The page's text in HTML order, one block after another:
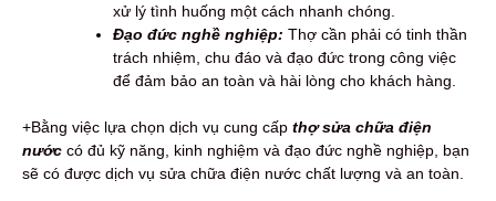
xử lý tình huống một cách nhanh chóng.
Đạo đức nghề nghiệp: Thợ cần phải có tinh thần
trách nhiệm, chu đáo và đạo đức trong công việc
để đảm bảo an toàn và hài lòng cho khách hàng.
+Bằng việc lựa chọn dịch vụ cung cấp thợ sửa chữa điện
nước có đủ kỹ năng, kinh nghiệm và đạo đức nghề nghiệp, bạn
sẽ có được dịch vụ sửa chữa điện nước chất lượng và an toàn.